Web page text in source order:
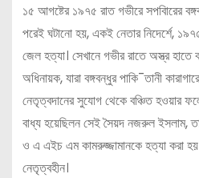
১৫ আগষ্টের ১৯৭৫ রাত গভীরে সপবিারের
পরেই ঘটানো হয়, একই নেতার নিদের্শে,
জেল হত্যা। সেখানে গভীর রাতে অস্ত্র হাতে
অধিনায়ক, যারা বঙ্গবন্ধুর পাকি¯তানী
নেতৃত্বদানের সুযোগ থেকে বঞ্চিত হওয়ার
বাধ্য হয়েছিলন সেই সৈয়দ নজরুল ইসলাম,
ও এ এইচ এম কামরুজ্জামানকে হত্যা করা
নেতৃত্বহীন।